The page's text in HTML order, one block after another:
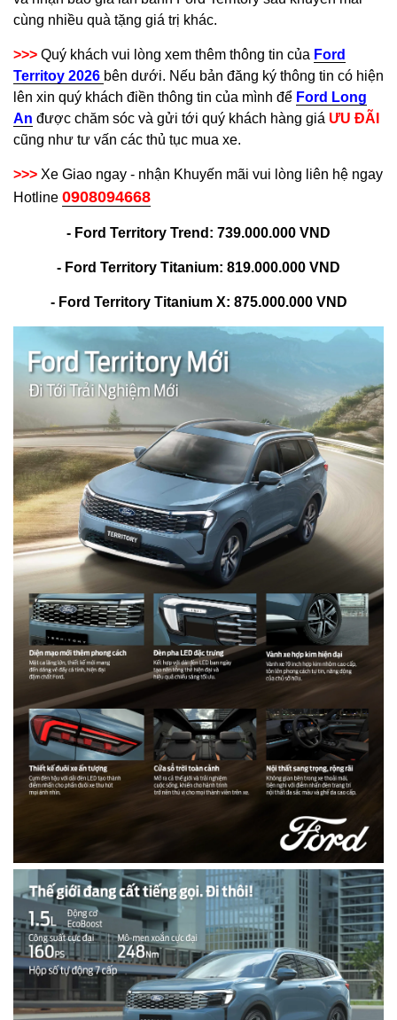
cùng nhiều quà tặng giá trị khác.
>>> Quý khách vui lòng xem thêm thông tin của Ford
Territoy 2026 bên dưới. Nếu bản đăng ký thông tin có hiện
lên xin quý khách điền thông tin của mình để Ford Long
An được chăm sóc và gửi tới quý khách hàng giá ƯU ĐÃI
cũng như tư vấn các thủ tục mua xe.
>>> Xe Giao ngay - nhận Khuyến mãi vui lòng liên hệ ngay
Hotline 0908094668
- Ford Territory Trend: 739.000.000 VND
- Ford Territory Titanium: 819.000.000 VND
- Ford Territory Titanium X: 875.000.000 VND